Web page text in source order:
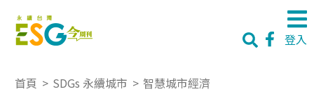
登入
首頁 > SDGs 永續城市 > 智慧城市經濟